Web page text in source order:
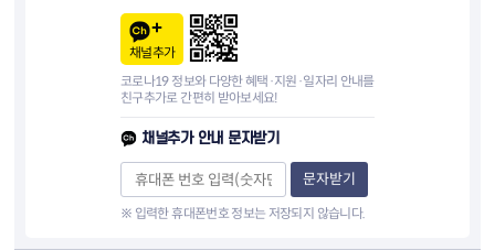
채널추가
코로나19 정보와 다양한 혜택·지원·일자리 안내를
친구추가로 간편히 받아보세요!
채널추가 안내 문자받기
문자받기
※ 입력한 휴대폰번호 정보는 저장되지 않습니다.